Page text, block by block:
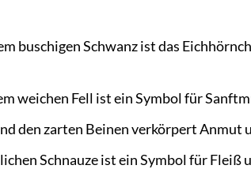
buschigen Schwanz ist das
weichen Fell ist ein Symbol für
den zarten Beinen verkörpert Anmut
Schnauze ist ein Symbol für Fleiß